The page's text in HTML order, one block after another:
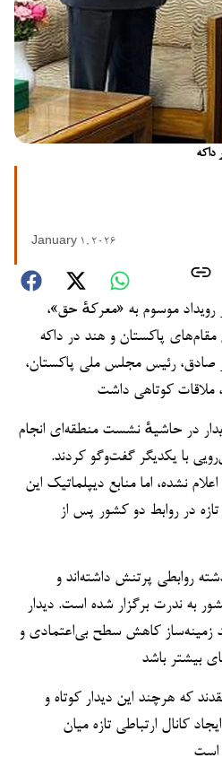
January 1, 2026
— پس از رویداد موسوم به «معرکهٔ حق»،
پاکستان و هند در داکه
صادق، رئیس مجلس ملی پاکستان،
در حاشیهٔ نشست منطقه‌ای انجام
با یکدیگر گفت‌وگو کردند.
نشده، اما منابع دیپلماتیک این
در روابط دو کشور پس از
روابطی پرتنش داشته‌اند و
به ندرت برگزار شده است. دیدار
زمینه‌ساز کاهش سطح بی‌اعتمادی و
که هرچند این دیدار کوتاه و
کانال ارتباطی تازه میان
است